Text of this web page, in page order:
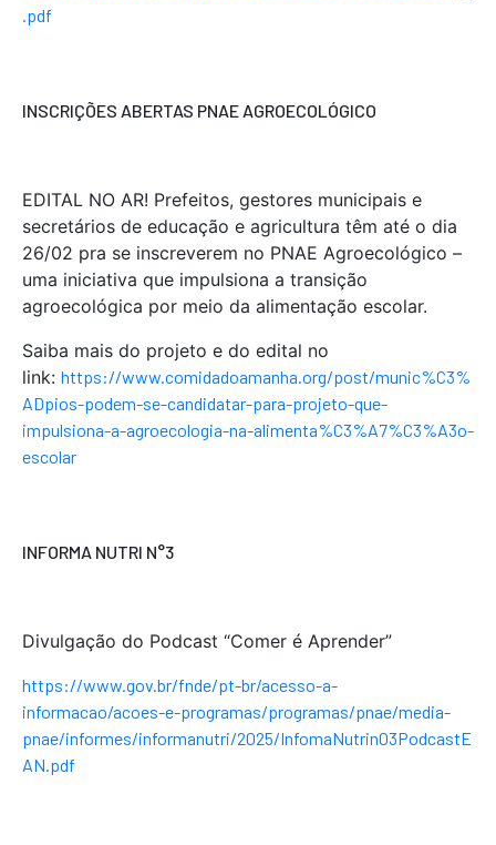
.pdf
INSCRIÇÕES ABERTAS PNAE AGROECOLÓGICO
EDITAL NO AR! Prefeitos, gestores municipais e
secretários de educação e agricultura têm até o dia
26/02 pra se inscreverem no PNAE Agroecológico –
uma iniciativa que impulsiona a transição
agroecológica por meio da alimentação escolar.
Saiba mais do projeto e do edital no
link: https://www.comidadoamanha.org/post/munic%C3%
ADpios-podem-se-candidatar-para-projeto-que-
impulsiona-a-agroecologia-na-alimenta%C3%A7%C3%A3o-
escolar
INFORMA NUTRI N°3
Divulgação do Podcast “Comer é Aprender”
https://www.gov.br/fnde/pt-br/acesso-a-
informacao/acoes-e-programas/programas/pnae/media-
pnae/informes/informanutri/2025/InfomaNutrin03PodcastE
AN.pdf